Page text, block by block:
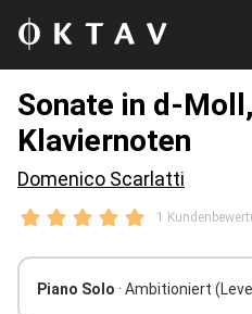
Sonate in d-
Klaviernoten
Domenico Scarlatti
1
Piano Solo · Ambitioniert